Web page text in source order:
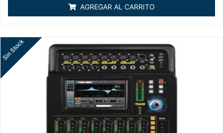
5
AGREGAR AL CARRITO
Sin Stock